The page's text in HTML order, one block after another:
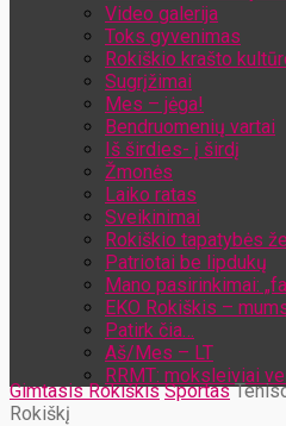
Video galerija
Toks gyvenimas
Rokiškio krašto
Sugrįžimai
Mes – jėga!
Bendruomenių vartai
Iš širdies- į širdį
Žmonės
Laiko ratas
Sveikinimai
Rokiškio tapatybės
Patriotai be lipdukų
Mano pasirinkimai:
EKO Rokiškis –
Patirk čia…
Aš/Mes – LT
RRMT: moksleiviai
Gimtasis Rokiškis Sportas
Rokiškį